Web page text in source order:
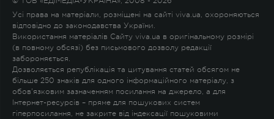
Усі права на матеріали, розміщені на сайті viva.ua, охороняються
відповідно до законодавства України.
Використання матеріалів Сайту viva.ua в оригінальному розмірі
(в повному обсязі) без письмового дозволу редакції
забороняється.
Дозволяється републікація та цитування статей обсягом не
більше 250 знаків для одного інформаційного матеріалу, з
обов'язковим зазначенням посилання на джерело, а для
Інтернет-ресурсів – пряме для пошукових систем
гіперпосилання, не закрите від індексації пошуковими